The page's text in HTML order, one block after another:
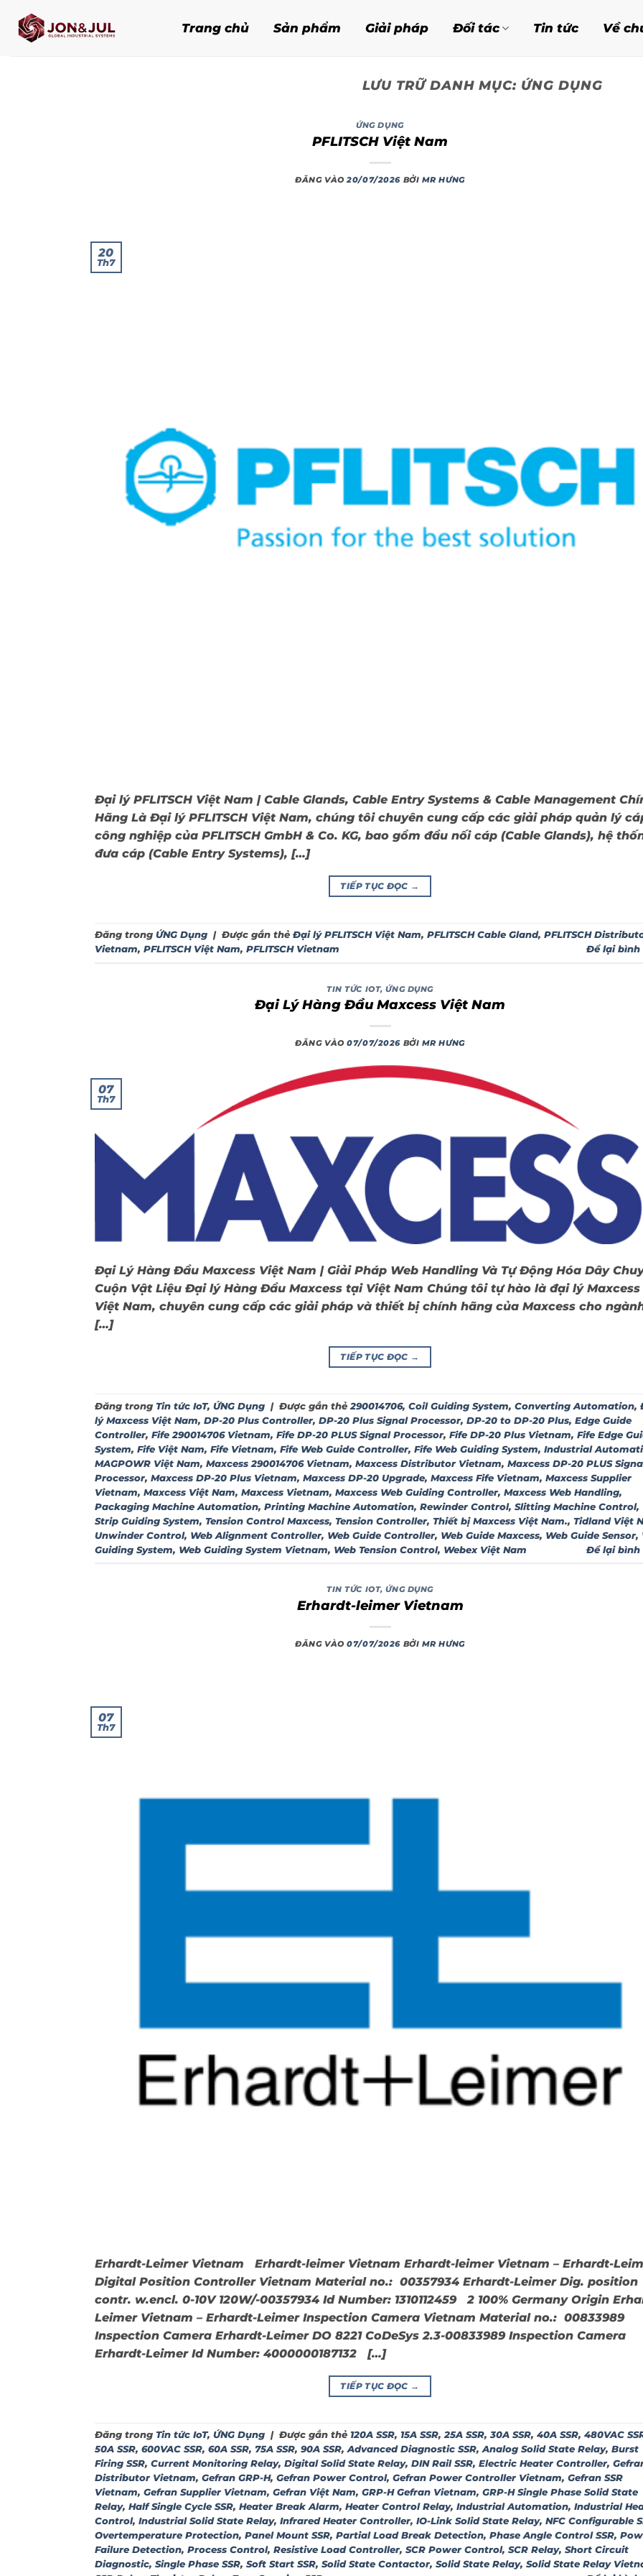
qua
Trang chủ Sản phẩm Giải pháp Đối tác Tin tức Về
LƯU TRỮ DANH MỤC: ỨNG DỤNG
ỨNG DỤNG
PFLITSCH Việt Nam
ĐĂNG VÀO20/07/2026 BỞI MR HƯNG
20
Th7
Đại lý PFLITSCH Việt Nam | Cable Glands, Cable Entry Systems & Cable Management
Hãng Là Đại lý PFLITSCH Việt Nam, chúng tôi chuyên cung cấp các giải pháp quản lý
công nghiệp của PFLITSCH GmbH & Co. KG, bao gồm đầu nối cáp (Cable Glands), hệ
đưa cáp (Cable Entry Systems), […]
TIẾP TỤC ĐỌC →
Đăng trong ỨNG Dụng | Được gắn thẻ Đại lý PFLITSCH Việt Nam, PFLITSCH Cable Gland, PFLITSCH
Vietnam, PFLITSCH Việt Nam, PFLITSCH Vietnam Để lại bình
TIN TỨC IOT,ỨNG DỤNG
Đại Lý Hàng Đầu Maxcess Việt Nam
ĐĂNG VÀO07/07/2026 BỞI MR HƯNG
07
Th7
Đại Lý Hàng Đầu Maxcess Việt Nam | Giải Pháp Web Handling Và Tự Động Hóa Dây
Cuộn Vật Liệu Đại lý Hàng Đầu Maxcess tại Việt Nam Chúng tôi tự hào là đại lý
Việt Nam, chuyên cung cấp các giải pháp và thiết bị chính hãng của Maxcess cho
[…]
TIẾP TỤC ĐỌC →
Đăng trong Tin tức IoT, ỨNG Dụng | Được gắn thẻ 290014706, Coil Guiding System, Converting Automation,
lý Maxcess Việt Nam, DP-20 Plus Controller, DP-20 Plus Signal Processor, DP-20 to DP-20 Plus, Edge Guide
Controller, Fife 290014706 Vietnam, Fife DP-20 PLUS Signal Processor, Fife DP-20 Plus Vietnam, Fife Edge
System, Fife Việt Nam, Fife Vietnam, Fife Web Guide Controller, Fife Web Guiding System, Industrial
MAGPOWR Việt Nam, Maxcess 290014706 Vietnam, Maxcess Distributor Vietnam, Maxcess DP-20 PLUS
Processor, Maxcess DP-20 Plus Vietnam, Maxcess DP-20 Upgrade, Maxcess Fife Vietnam, Maxcess Supplier
Vietnam, Maxcess Việt Nam, Maxcess Vietnam, Maxcess Web Guiding Controller, Maxcess Web Handling,
Packaging Machine Automation, Printing Machine Automation, Rewinder Control, Slitting Machine Control,
Strip Guiding System, Tension Control Maxcess, Tension Controller, Thiết bị Maxcess Việt Nam., Tidland Việt
Unwinder Control, Web Alignment Controller, Web Guide Controller, Web Guide Maxcess, Web Guide Sensor,
Guiding System, Web Guiding System Vietnam, Web Tension Control, Webex Việt Nam Để lại bình
TIN TỨC IOT,ỨNG DỤNG
Erhardt-leimer Vietnam
ĐĂNG VÀO07/07/2026 BỞI MR HƯNG
07
Th7
Erhardt-Leimer Vietnam Erhardt-leimer Vietnam Erhardt-leimer Vietnam – Erhardt-
Digital Position Controller Vietnam Material no.: 00357934 Erhardt-Leimer Dig. position
contr. w.encl. 0-10V 120W/-00357934 Id Number: 1310112459 2 100% Germany Origin
Leimer Vietnam – Erhardt-Leimer Inspection Camera Vietnam Material no.: 00833989
Inspection Camera Erhardt-Leimer DO 8221 CoDeSys 2.3-00833989 Inspection Camera
Erhardt-Leimer Id Number: 4000000187132 […]
TIẾP TỤC ĐỌC →
Đăng trong Tin tức IoT, ỨNG Dụng | Được gắn thẻ 120A SSR, 15A SSR,25A SSR,30A SSR, 40A SSR, 480VAC
50A SSR, 600VAC SSR, 60A SSR, 75A SSR, 90A SSR,Advanced Diagnostic SSR,Analog Solid State Relay, Burst
Firing SSR, Current Monitoring Relay, Digital Solid State Relay, DIN Rail SSR, Electric Heater Controller,
Distributor Vietnam, Gefran GRP-H, Gefran Power Control, Gefran Power Controller Vietnam, Gefran SSR
Vietnam, Gefran Supplier Vietnam, Gefran Việt Nam, GRP-H Gefran Vietnam, GRP-H Single Phase Solid State
Relay, Half Single Cycle SSR, Heater Break Alarm, Heater Control Relay, Industrial Automation, Industrial
Control, Industrial Solid State Relay, Infrared Heater Controller, IO-Link Solid State Relay, NFC Configurable
Overtemperature Protection, Panel Mount SSR, Partial Load Break Detection, Phase Angle Control SSR,
Failure Detection, Process Control, Resistive Load Controller, SCR Power Control, SCR Relay, Short Circuit
Diagnostic, Single Phase SSR, Soft Start SSR, Solid State Contactor, Solid State Relay, Solid State Relay